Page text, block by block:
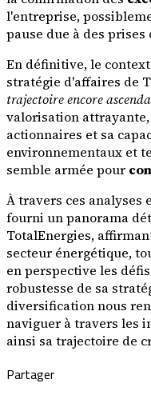
l'entreprise,
pause due à des prises
En définitive, le
stratégie d'affaires de
trajectoire encore
valorisation
actionnaires et sa
environnementaux et
semble armée pour
À travers ces analyses
fourni un panorama
TotalEnergies,
secteur énergétique,
en perspective les
robustesse de sa
diversification nous
naviguer à travers les
ainsi sa trajectoire de
Partager